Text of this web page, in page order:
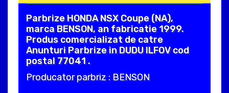
Parbrize HONDA NSX Coupe (NA),
marca BENSON, an fabricatie 1999.
Produs comercializat de catre
Anunturi Parbrize in DUDU ILFOV cod
postal 77041 .
Producator parbriz : BENSON